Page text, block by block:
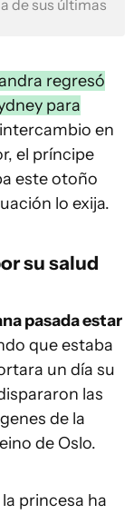
de sus últimas
regresó
para
en
el príncipe
este otoño
lo exija.
su salud
pasada estar
que estaba
un día su
las
de la
de Oslo.
princesa ha